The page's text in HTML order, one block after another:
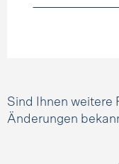
Sind Ihnen weitere
Änderungen